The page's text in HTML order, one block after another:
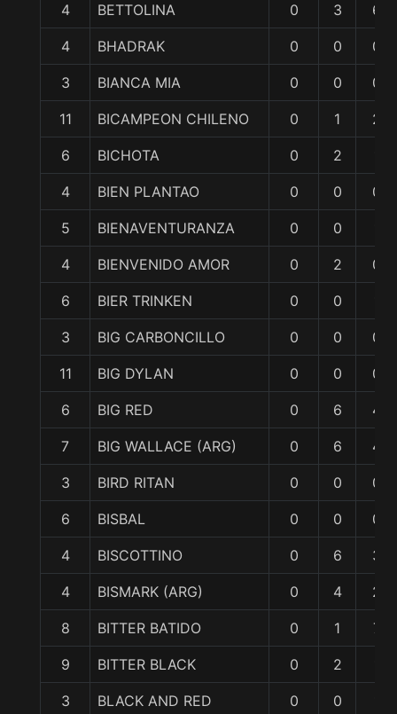
4 BETTOLINA 0 3 6
4 BHADRAK 0 0 0
3 BIANCA MIA 0 0 0
11 BICAMPEON CHILENO 0 1 2
6 BICHOTA 0 2
4 BIEN PLANTAO 0 0 0
5 BIENAVENTURANZA 0 0
4 BIENVENIDO AMOR 0 2 0
6 BIER TRINKEN 0 0
3 BIG CARBONCILLO 0 0 0
11 BIG DYLAN 0 0 0
6 BIG RED 0 6 4
7 BIG WALLACE (ARG) 0 6 4
3 BIRD RITAN 0 0 0
6 BISBAL 0 0 0
4 BISCOTTINO 0 6 3
4 BISMARK (ARG) 0 4 2
8 BITTER BATIDO 0 1 7
9 BITTER BLACK 0 2
3 BLACK AND RED 0 0